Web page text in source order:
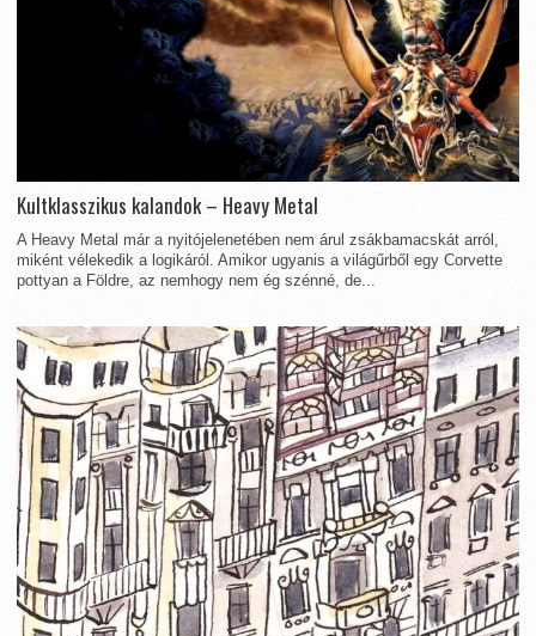
Kultklasszikus kalandok – Heavy Metal
A Heavy Metal már a nyitójelenetében nem árul zsákbamacskát arról,
miként vélekedik a logikáról. Amikor ugyanis a világűrből egy Corvette
pottyan a Földre, az nemhogy nem ég szénné, de...